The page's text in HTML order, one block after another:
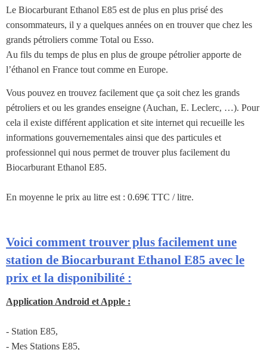
Le Biocarburant Ethanol E85 est de plus en plus prisé des
consommateurs, il y a quelques années on en trouver que chez les
grands pétroliers comme Total ou Esso.
Au fils du temps de plus en plus de groupe pétrolier apporte de
l’éthanol en France tout comme en Europe.
Vous pouvez en trouvez facilement que ça soit chez les grands
pétroliers et ou les grandes enseigne (Auchan, E. Leclerc, …). Pour
cela il existe différent application et site internet qui recueille les
informations gouvernementales ainsi que des particules et
professionnel qui nous permet de trouver plus facilement du
Biocarburant Ethanol E85.
En moyenne le prix au litre est : 0.69€ TTC / litre.
Voici comment trouver plus facilement une
station de Biocarburant Ethanol E85 avec le
prix et la disponibilité :
Application Android et Apple :
- Station E85,
- Mes Stations E85,